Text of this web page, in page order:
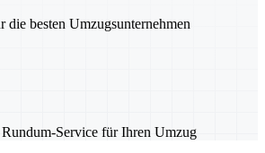
die besten Umzugsunternehmen
Service für Ihren Umzug